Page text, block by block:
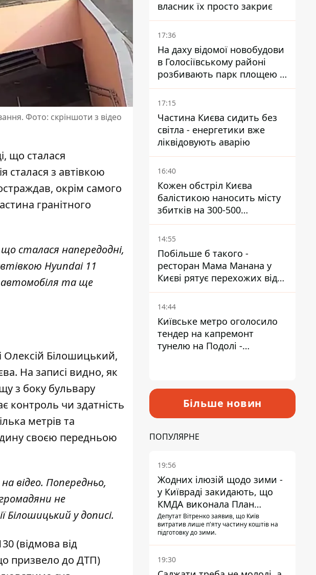
Фото: скріншоти з відео
що сталася
сталася з автівкою
окрім самого
гранітного
сталася напередодні,
Hyundai 11
автомобіля та ще
Білошицький,
На записі видно, як
з боку бульвару
контроль чи здатність
метрів та
своєю передньою
відео. Попередньо,
не
у дописі.
(відмова від
призвело до ДТП)
власник їх просто закриє
17:36
На даху відомої новобудови
в Голосіївському районі
розбивають парк площею в
гектар
17:15
Частина Києва сидить без
світла - енергетики вже
ліквідовують аварію
16:40
Кожен обстріл Києва
балістикою наносить місту
збитків на 300-500
мільйонів - Петро
Пантелеєв
14:55
Побільше б такого -
ресторан Мама Манана у
Києві рятує перехожих від
спеки
14:44
Київське метро оголосило
тендер на капремонт
тунелю на Подолі -
Більше новин
ПОПУЛЯРНЕ
19:56
Жодних ілюзій щодо зими -
у Київраді закидають, що
КМДА виконала План
стійкості на 20%
Депутат Вітренко заявив, що Київ
витратив лише п'яту частину коштів на
підготовку до зими.
19:30